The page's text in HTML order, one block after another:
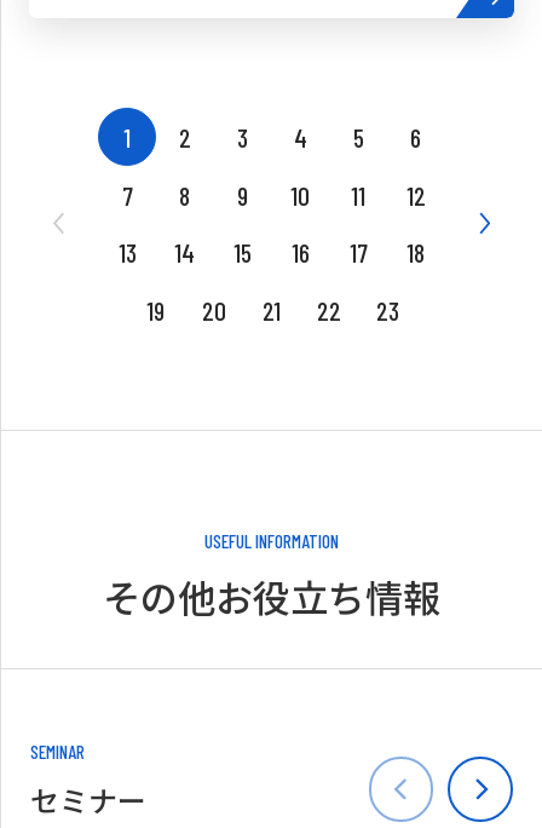
1 2 3 4 5
6
7
8 9 10 11
12
13
14 15 16 17
18
19
20 21 22 23
USEFUL INFORMATION
その他お役立ち情報
SEMINAR
セミナー